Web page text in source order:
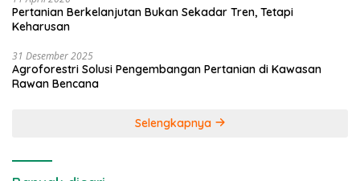
Pertanian Berkelanjutan Bukan Sekadar Tren, Tetapi
Keharusan
31 Desember 2025
Agroforestri Solusi Pengembangan Pertanian di Kawasan
Rawan Bencana
Selengkapnya